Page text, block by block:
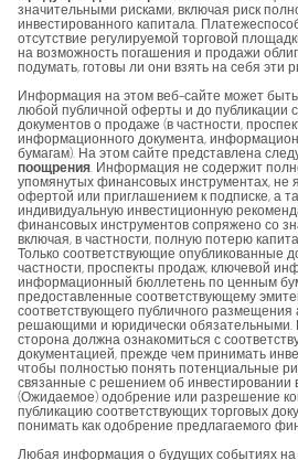
значительными рисками, включая риск
инвестированного капитала.
отсутствие регулируемой торговой
на возможность погашения и продажи
подумать, готовы ли они взять на себя эти
Информация на этом веб-сайте может
любой публичной оферты и до публикации
документов о продаже (в частности,
информационного документа,
бумагам). На этом сайте представлена
поощрения. Информация не содержит
упомянутых финансовых инструментах, не
офертой или приглашением к подписке, а
индивидуальную инвестиционную
финансовых инструментов сопряжено со
включая, в частности, полную потерю
Только соответствующие опубликованные
частности, проспекты продаж, ключевой
информационный бюллетень по ценным
предоставленные соответствующему
соответствующего публичного размещения
решающими и юридически обязательными.
сторона должна ознакомиться с
документацией, прежде чем принимать
чтобы полностью понять потенциальные
связанные с решением об инвестировании
(Ожидаемое) одобрение или разрешение
публикацию соответствующих торговых
понимать как одобрение предлагаемого
Любая информация о будущих событиях на